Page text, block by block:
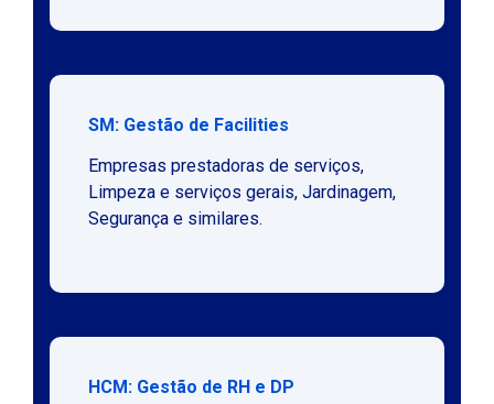
SM: Gestão de Facilities
Empresas prestadoras de serviços,
Limpeza e serviços gerais, Jardinagem,
Segurança e similares.
HCM: Gestão de RH e DP